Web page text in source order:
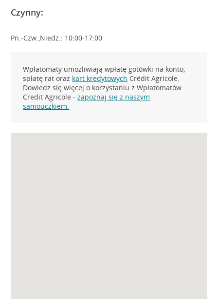
Czynny:
Pn.-Czw.,Niedz.: 10:00-17:00
Wpłatomaty umożliwiają wpłatę gotówki na konto,
spłatę rat oraz kart kredytowych Crédit Agricole.
Dowiedz się więcej o korzystaniu z Wpłatomatów
Credit Agricole -zapoznaj się z naszym
samouczkiem.